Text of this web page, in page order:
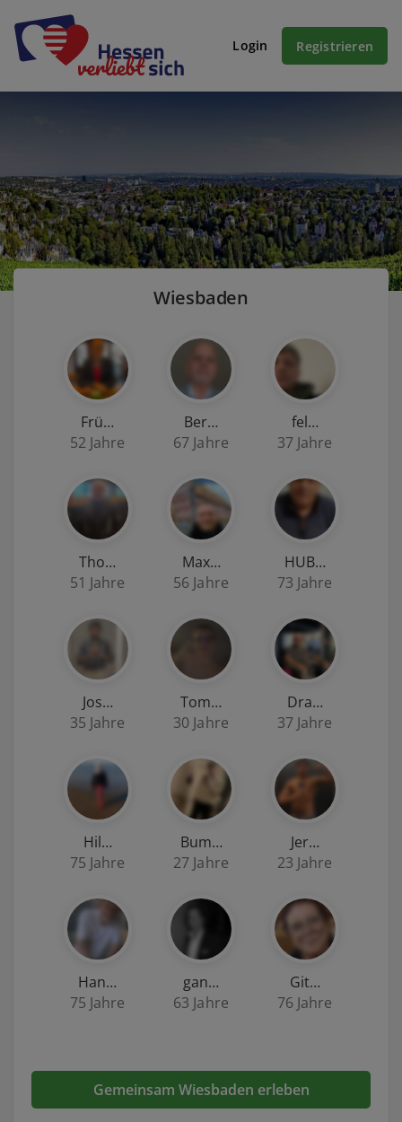
Login Registrieren
Wiesbaden
Frü…
52 Jahre
Ber…
67 Jahre
fel…
37 Jahre
Tho…
51 Jahre
Max…
56 Jahre
HUB…
73 Jahre
Jos…
35 Jahre
Tom…
30 Jahre
Dra…
37 Jahre
Hil…
75 Jahre
Bum…
27 Jahre
Jer…
23 Jahre
Han…
75 Jahre
gan…
63 Jahre
Git…
76 Jahre
Gemeinsam Wiesbaden erleben